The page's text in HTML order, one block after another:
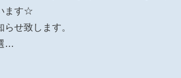
ます☆
せ致します。
…